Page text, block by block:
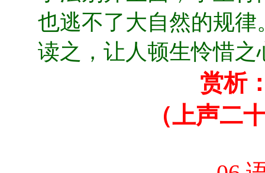
也逃不了大自然的规
读之，让人顿生怜惜之
赏析
（上声二